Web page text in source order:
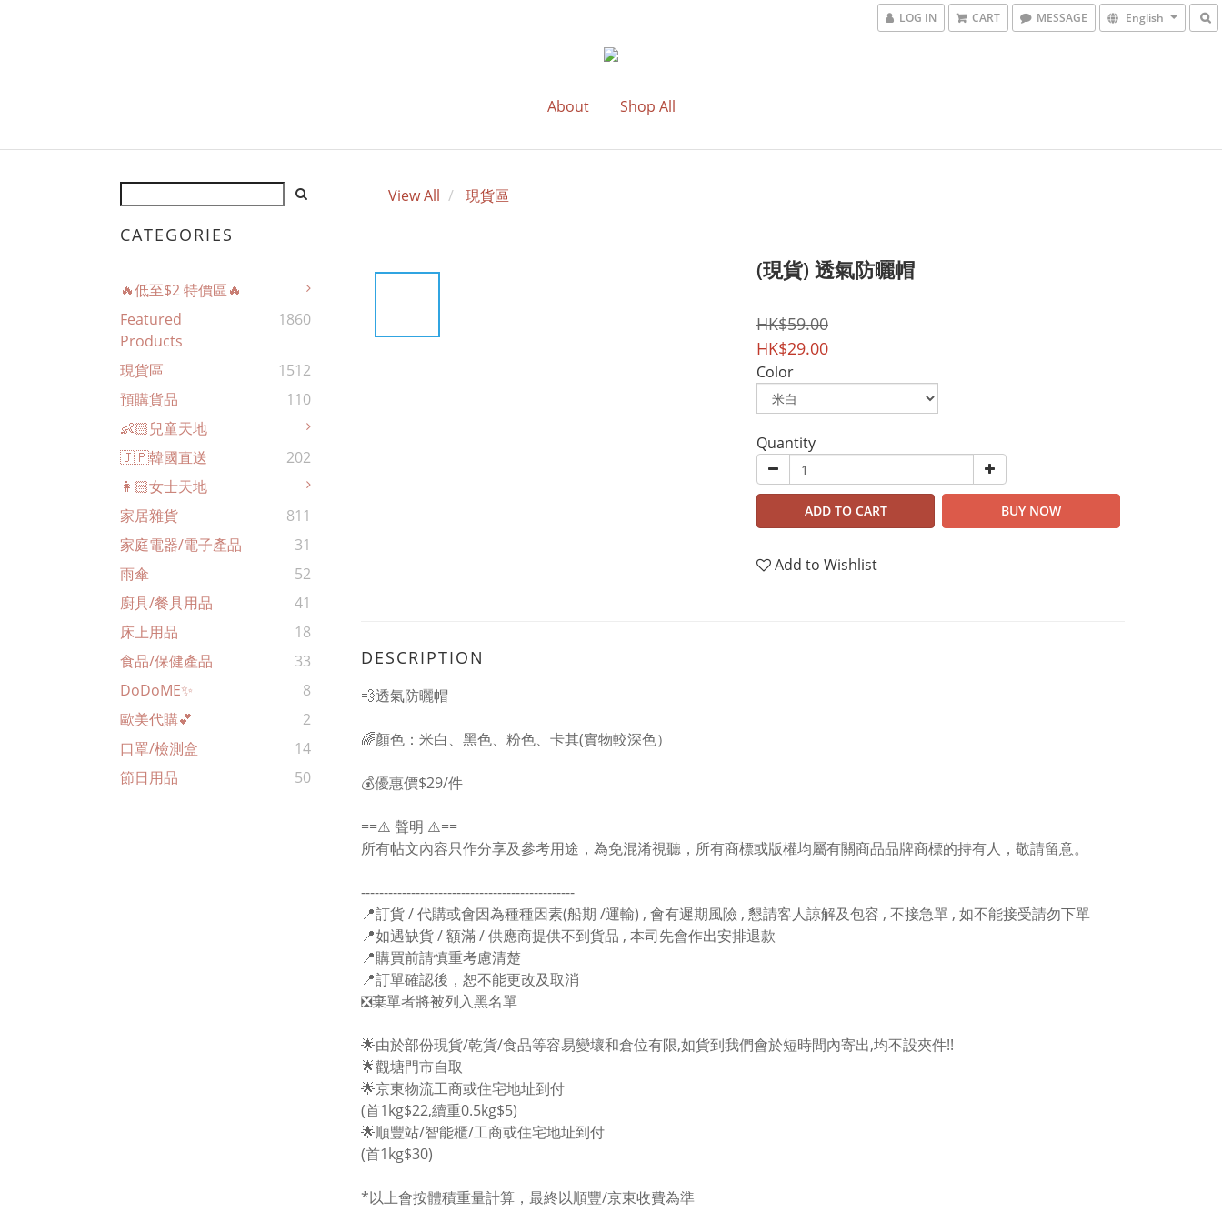
LOG IN CART MESSAGE English
About Shop All
CATEGORIES
🔥低至$2 特價區🔥
Featured
Products
1860
現貨區
1512
預購貨品
110
👶🏻兒童天地
🇯🇵韓國直送
202
👩🏻女士天地
家居雜貨
811
家庭電器/電子產品
31
雨傘
52
廚具/餐具用品
41
床上用品
18
食品/保健產品
33
DoDoME✨
8
歐美代購💕
2
口罩/檢測盒
14
節日用品
50
View All 現貨區
(現貨) 透氣防曬帽
HK$59.00
HK$29.00
Color
Quantity
ADD TO CART BUY NOW
Add to Wishlist
DESCRIPTION
💨透氣防曬帽
🌈顏色：米白、黑色、粉色、卡其(實物較深色）
💰優惠價$29/件
==⚠️ 聲明 ⚠️==
所有帖文內容只作分享及參考用途，為免混淆視聽，所有商標或版權均屬有關商品品牌商標的持有人，敬請留意。
-----------------------------------------------
📍訂貨 / 代購或會因為種種因素(船期 /運輸) , 會有遲期風險 , 懇請客人諒解及包容 , 不接急單 , 如不能接受請勿下單
📍如遇缺貨 / 額滿 / 供應商提供不到貨品 , 本司先會作出安排退款
📍購買前請慎重考慮清楚
📍訂單確認後，恕不能更改及取消
❎棄單者將被列入黑名單
🌟由於部份現貨/乾貨/食品等容易變壞和倉位有限,如貨到我們會於短時間內寄出,均不設夾件!!
🌟觀塘門市自取
🌟京東物流工商或住宅地址到付
(首1kg$22,續重0.5kg$5)
🌟順豐站/智能櫃/工商或住宅地址到付
(首1kg$30)
*以上會按體積重量計算，最終以順豐/京東收費為準